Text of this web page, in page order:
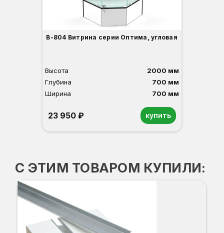
В-804 Витрина серии Оптима, угловая
Высота
2000 мм
Глубина
700 мм
Ширина
700 мм
23 950 ₽ купить
С ЭТИМ ТОВАРОМ КУПИЛИ: